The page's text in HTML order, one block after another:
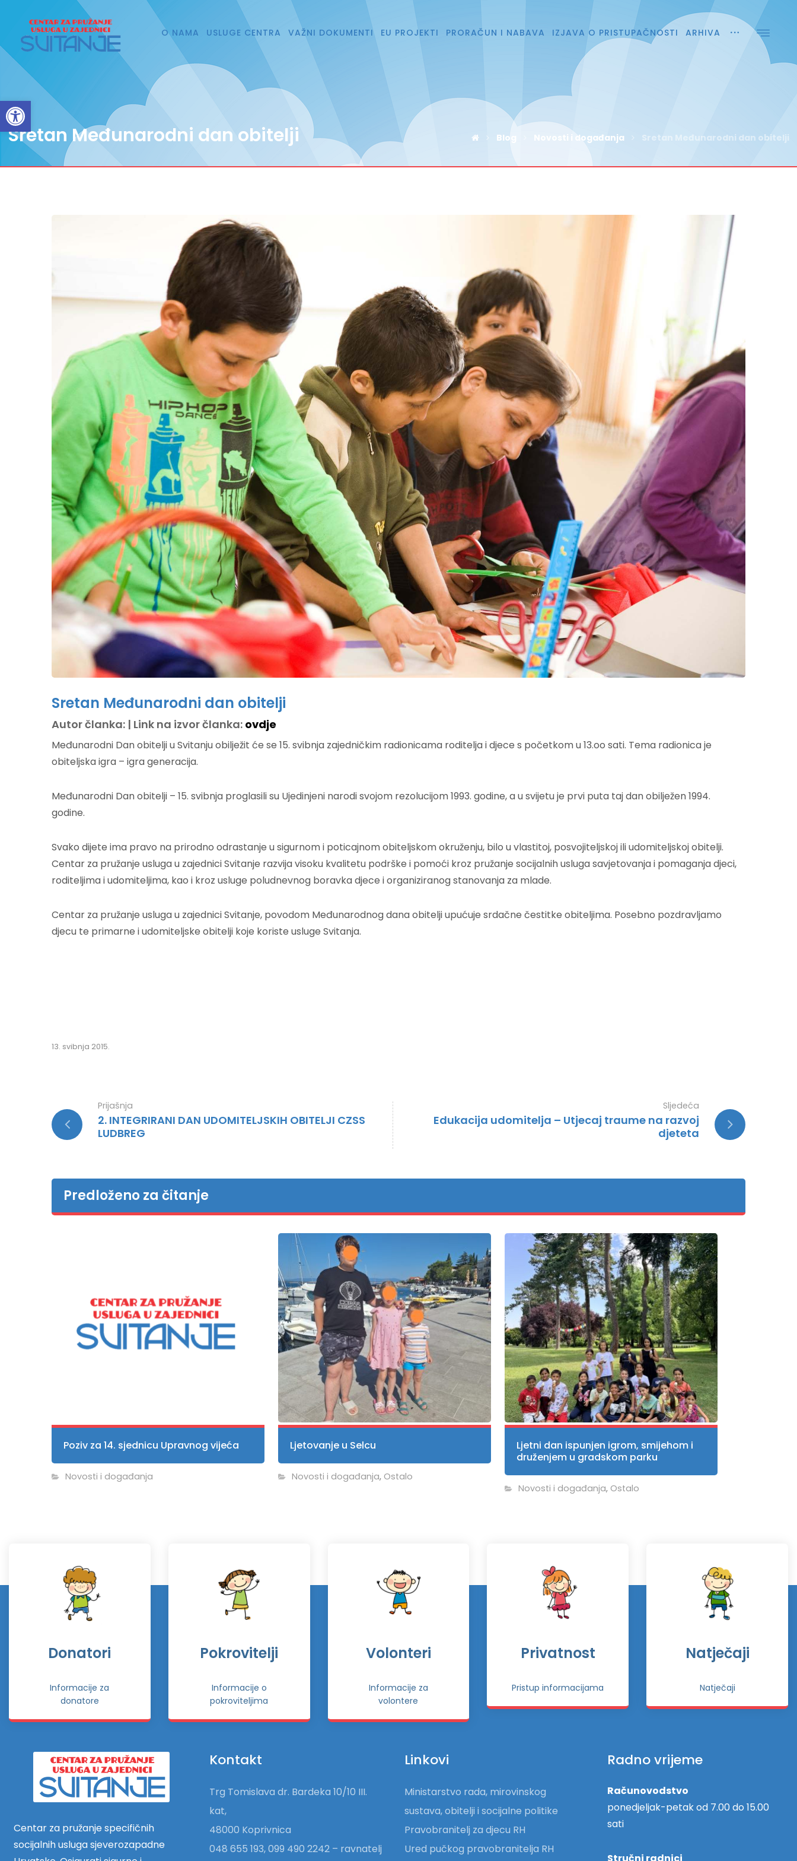
Open toolbar
O NAMA USLUGE CENTRA VAŽNI DOKUMENTI EU PROJEKTI PRORAČUN I NABAVA IZJAVA O PRISTUPAČNOSTI ARHIVA
Sretan Međunarodni dan obitelji Blog Novosti i događanja Sretan Međunarodni dan obitelji
Sretan Međunarodni dan obitelji
Autor članka: | Link na izvor članka: ovdje
Međunarodni Dan obitelji u Svitanju obilježit će se 15. svibnja zajedničkim radionicama roditelja i djece s početkom u 13.oo sati. Tema radionica je
obiteljska igra – igra generacija.
Međunarodni Dan obitelji – 15. svibnja proglasili su Ujedinjeni narodi svojom rezolucijom 1993. godine, a u svijetu je prvi puta taj dan obilježen 1994.
godine.
Svako dijete ima pravo na prirodno odrastanje u sigurnom i poticajnom obiteljskom okruženju, bilo u vlastitoj, posvojiteljskoj ili udomiteljskoj obitelji.
Centar za pružanje usluga u zajednici Svitanje razvija visoku kvalitetu podrške i pomoći kroz pružanje socijalnih usluga savjetovanja i pomaganja djeci,
roditeljima i udomiteljima, kao i kroz usluge poludnevnog boravka djece i organiziranog stanovanja za mlade.
Centar za pružanje usluga u zajednici Svitanje, povodom Međunarodnog dana obitelji upućuje srdačne čestitke obiteljima. Posebno pozdravljamo
djecu te primarne i udomiteljske obitelji koje koriste usluge Svitanja.
13. svibnja 2015.
Prijašnja
2. INTEGRIRANI DAN UDOMITELJSKIH OBITELJI CZSS
LUDBREG
Sljedeća
Edukacija udomitelja – Utjecaj traume na razvoj
djeteta
Predloženo za čitanje
Poziv za 14. sjednicu Upravnog vijeća
Novosti i događanja
Ljetovanje u Selcu
Novosti i događanja, Ostalo
Ljetni dan ispunjen igrom, smijehom i
druženjem u gradskom parku
Novosti i događanja, Ostalo
Donatori
Informacije za
donatore
Pokrovitelji
Informacije o
pokroviteljima
Volonteri
Informacije za
volontere
Privatnost
Pristup informacijama
Natječaji
Natječaji
Centar za pružanje specifičnih
socijalnih usluga sjeverozapadne
Kontakt
Trg Tomislava dr. Bardeka 10/10 III.
kat,
48000 Koprivnica
048 655 193, 099 490 2242 – ravnatelj
Linkovi
Ministarstvo rada, mirovinskog
sustava, obitelji i socijalne politike
Pravobranitelj za djecu RH
Ured pučkog pravobranitelja RH
Radno vrijeme
Računovodstvo
ponedjeljak-petak od 7.00 do 15.00
sati
Stručni radnici